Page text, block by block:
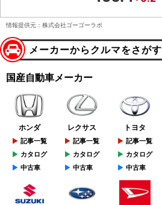
情報提供元：株式会社ゴーゴーラボ
メーカーからクルマをさがす
国産自動車メーカー
ホンダ
記事一覧
カタログ
中古車
レクサス
記事一覧
カタログ
中古車
トヨタ
記事一覧
カタログ
中古車